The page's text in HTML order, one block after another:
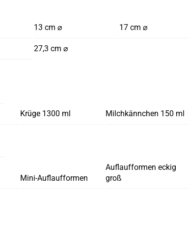
13 cm ⌀ 17 cm ⌀
27,3 cm ⌀
Krüge 1300 ml Milchkännchen 150 ml
Mini-Auflaufformen
Auflaufformen eckig
groß